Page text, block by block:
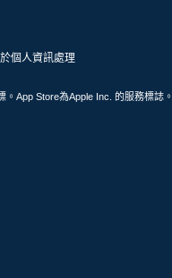
個人資訊處理
App Store為Apple Inc. 的服務標誌。